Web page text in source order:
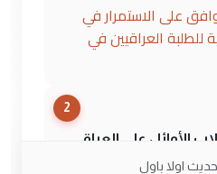
على الاستمرار في
دراسية للطلبة العراقيين في
2
الأوائل على العراق
الصافي في العتبات
اولا باول